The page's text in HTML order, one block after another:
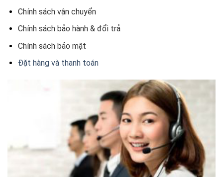
Chính sách vận chuyển
Chính sách bảo hành & đổi trả
Chính sách bảo mật
Đặt hàng và thanh toán